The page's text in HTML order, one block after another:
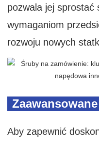
pozwala jej sprostać
wymaganiom
rozwoju nowych
zespół
Aby zapewnić